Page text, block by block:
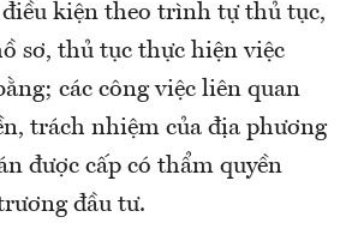
điều kiện theo trình tự thủ tục,
sơ, thủ tục thực hiện việc
các công việc liên quan
trách nhiệm của địa phương
được cấp có thẩm quyền
đầu tư.